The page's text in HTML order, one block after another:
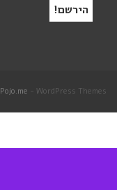
Pojo.me - WordPress Themes